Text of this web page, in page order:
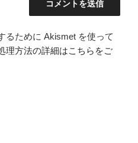
るために Akismet を使って
理方法の詳細はこちらをご